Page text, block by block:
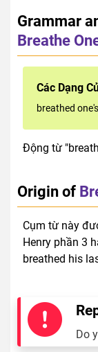
Grammar
Breathe
Các Dạng
breathed
Động từ
Origin of
Cụm từ này
Henry phần 3
breathed his
Do